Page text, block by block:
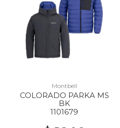
Montbell
COLORADO PARKA MS
BK
1101679